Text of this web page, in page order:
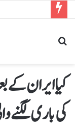
کیا ایران کے
کی باری لگنے